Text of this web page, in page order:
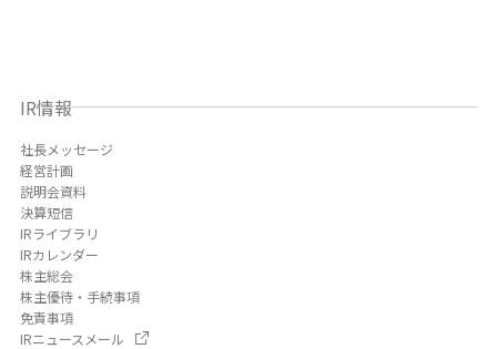
IR情報
社長メッセージ
経営計画
説明会資料
決算短信
IRライブラリ
IRカレンダー
株主総会
株主優待・手続事項
免責事項
IRニュースメール